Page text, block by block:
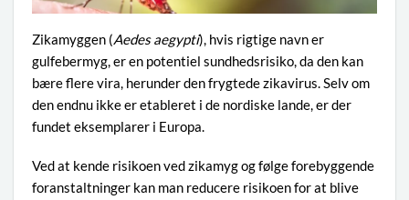
Zikamyggen (Aedes aegypti), hvis rigtige navn er
gulfebermyg, er en potentiel sundhedsrisiko, da den kan
bære flere vira, herunder den frygtede zikavirus. Selv om
den endnu ikke er etableret i de nordiske lande, er der
fundet eksemplarer i Europa.
Ved at kende risikoen ved zikamyg og følge forebyggende
foranstaltninger kan man reducere risikoen for at blive